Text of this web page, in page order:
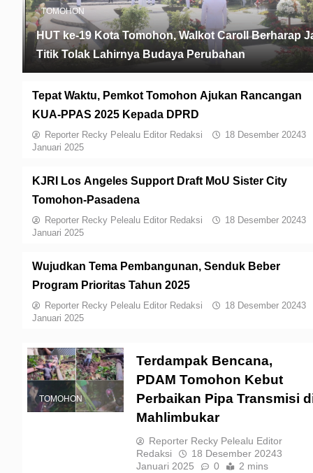
TOMOHON
HUT ke-19 Kota Tomohon, Walkot Caroll Berharap
Titik Tolak Lahirnya Budaya Perubahan
Tepat Waktu, Pemkot Tomohon Ajukan Rancangan
KUA-PPAS 2025 Kepada DPRD
Reporter Recky Pelealu Editor Redaksi 18 Desember 20243
Januari 2025
KJRI Los Angeles Support Draft MoU Sister City
Tomohon-Pasadena
Reporter Recky Pelealu Editor Redaksi 18 Desember 20243
Januari 2025
Wujudkan Tema Pembangunan, Senduk Beber
Program Prioritas Tahun 2025
Reporter Recky Pelealu Editor Redaksi 18 Desember 20243
Januari 2025
TOMOHON
Terdampak Bencana,
PDAM Tomohon Kebut
Perbaikan Pipa Transmisi
Mahlimbukar
Reporter Recky Pelealu Editor
Redaksi
18 Desember 20243
Januari 2025
0 2 mins